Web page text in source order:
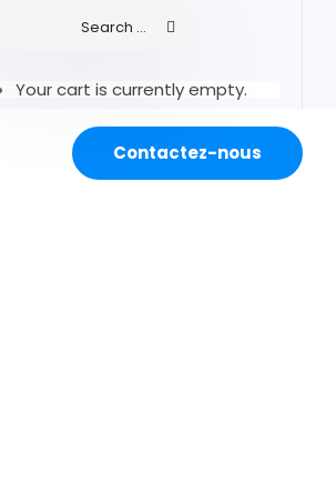
Your cart is currently empty.
Contactez-nous